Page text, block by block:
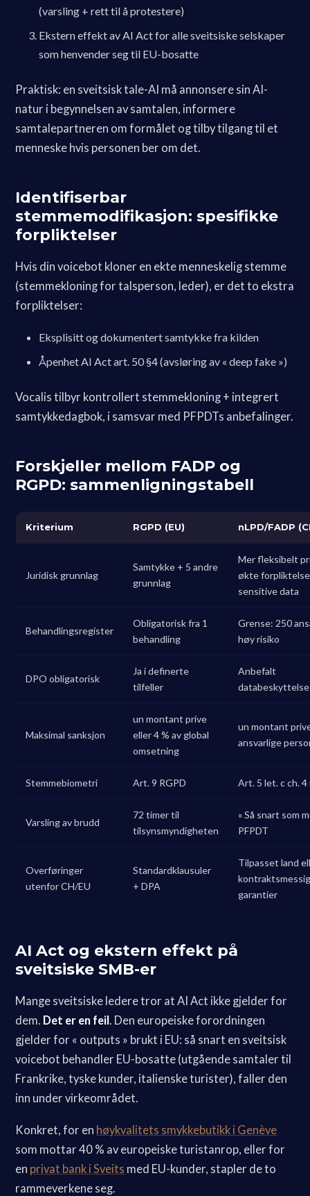
(varsling + rett til å protestere)
Ekstern effekt av AI Act for alle sveitsiske selskaper
som henvender seg til EU-bosatte
Praktisk: en sveitsisk tale-AI må annonsere sin AI-
natur i begynnelsen av samtalen, informere
samtalepartneren om formålet og tilby tilgang til et
menneske hvis personen ber om det.
Identifiserbar
stemmemodifikasjon: spesifikke
forpliktelser
Hvis din voicebot kloner en ekte menneskelig stemme
(stemmekloning for talsperson, leder), er det to ekstra
forpliktelser:
Eksplisitt og dokumentert samtykke fra kilden
Åpenhet AI Act art. 50 §4 (avsløring av « deep fake »)
Vocalis tilbyr kontrollert stemmekloning + integrert
samtykkedagbok, i samsvar med PFPDTs anbefalinger.
Forskjeller mellom FADP og
RGPD: sammenligningstabell
Kriterium RGPD (EU) nLPD/FADP
Juridisk grunnlag
Samtykke + 5 andre
grunnlag
Mer fleksibelt
økte
sensitive data
Behandlingsregister
Obligatorisk fra 1
behandling
Grense: 250
høy risiko
DPO obligatorisk
Ja i definerte
tilfeller
Anbefalt
Maksimal sanksjon
un montant prive
eller 4 % av global
omsetning
un montant
ansvarlige
Stemmebiometri Art. 9 RGPD Art. 5 let. c ch. 4
Varsling av brudd
72 timer til
tilsynsmyndigheten
« Så snart som
PFPDT
Overføringer
utenfor CH/EU
Standardklausuler
+ DPA
Tilpasset land
garantier
AI Act og ekstern effekt på
sveitsiske SMB-er
Mange sveitsiske ledere tror at AI Act ikke gjelder for
dem. Det er en feil. Den europeiske forordningen
gjelder for « outputs » brukt i EU: så snart en sveitsisk
voicebot behandler EU-bosatte (utgående samtaler til
Frankrike, tyske kunder, italienske turister), faller den
inn under virkeområdet.
Konkret, for en høykvalitets smykkebutikk i Genève
som mottar 40 % av europeiske turistanrop, eller for
en privat bank i Sveits med EU-kunder, stapler de to
rammeverkene seg.